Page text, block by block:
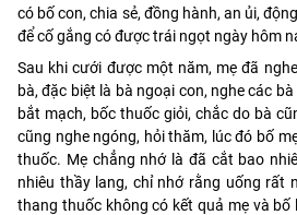
có bố con, chia sẻ, đồng hành, an ủi,
để cố gắng có được trái ngọt ngày hôm
Sau khi cưới được một năm, mẹ đã
bà, đặc biệt là bà ngoại con, nghe các
bắt mạch, bốc thuốc giỏi, chắc do bà
cũng nghe ngóng, hỏi thăm, lúc đó bố
thuốc. Mẹ chẳng nhớ là đã cắt bao
nhiêu thầy lang, chỉ nhớ rằng uống rất
thang thuốc không có kết quả mẹ và bố